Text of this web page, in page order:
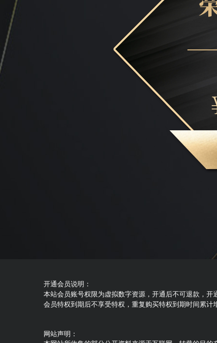
开通会员说明：
本站会员账号权限为虚拟数字资源，开通后不可退款，
会员特权到期后不享受特权，重复购买特权到期时间累计
网站声明：